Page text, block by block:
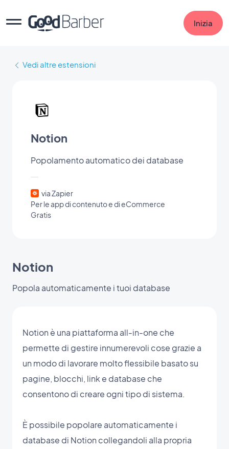
Inizia
Vedi altre estensioni
Notion
Popolamento automatico dei database
via Zapier
Per le app di contenuto e di eCommerce
Gratis
Notion
Popola automaticamente i tuoi database
Notion è una piattaforma all-in-one che
permette di gestire innumerevoli cose grazie a
un modo di lavorare molto flessibile basato su
pagine, blocchi, link e database che
consentono di creare ogni tipo di sistema.
È possibile popolare automaticamente i
database di Notion collegandoli alla propria